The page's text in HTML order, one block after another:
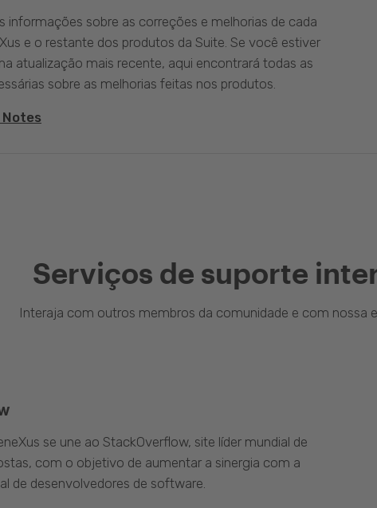
informações sobre as correções e melhorias de cada
e o restante dos produtos da Suite. Se você estiver
atualização mais recente, aqui encontrará todas as
sobre as melhorias feitas nos produtos.
Notes
Serviços de suporte
Interaja com outros membros da comunidade e com nossa
se une ao StackOverflow, site líder mundial de
com o objetivo de aumentar a sinergia com a
de desenvolvedores de software.